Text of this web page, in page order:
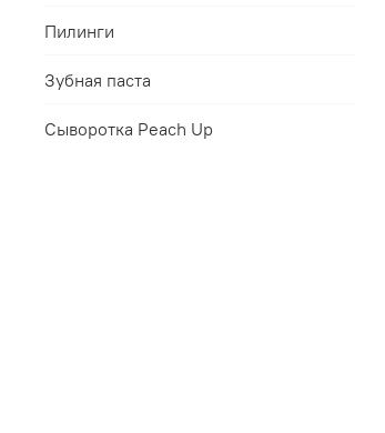
Пилинги
Зубная паста
Сыворотка Peach Up